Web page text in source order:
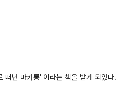
떠난 마카롱' 이라는 책을 받게 되었다.